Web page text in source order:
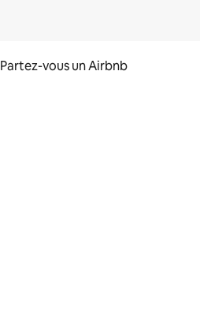
Partez-vous un Airbnb